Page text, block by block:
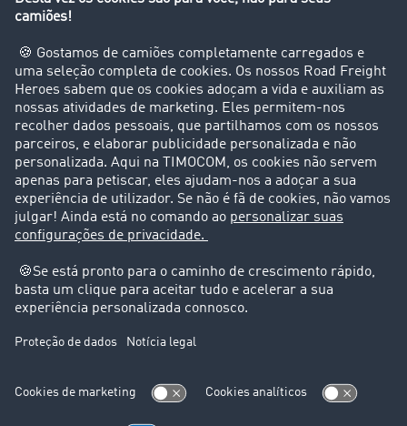
Clientes recomendam clientes
Casos de sucesso
Suporte
Suporte
Avisos legais
Ficha técnica
Condições Gerais